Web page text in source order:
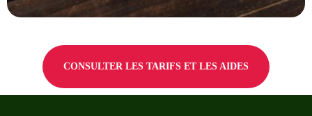
CONSULTER LES TARIFS ET LES AIDES